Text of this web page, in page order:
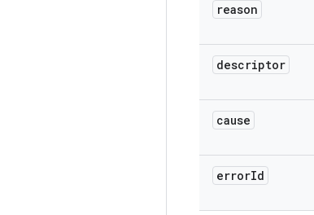
reason
descriptor
cause
errorId